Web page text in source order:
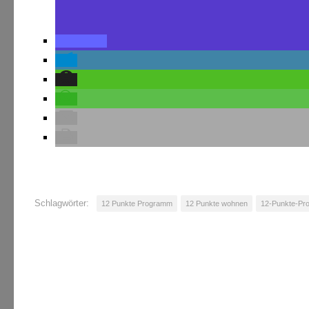
Schlagwörter: 12 Punkte Programm 12 Punkte wohnen 12-Punkte-